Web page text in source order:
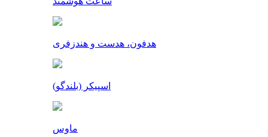
هدفون، هدست و هندزفری
اسپیکر (بلندگو)
ماوس